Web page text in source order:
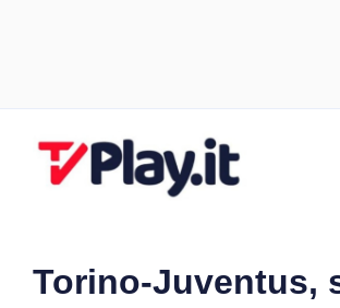
Torino-Juventus,